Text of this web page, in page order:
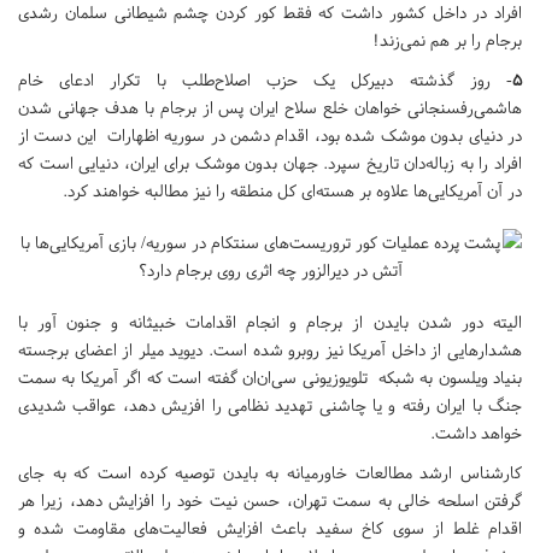
افراد در داخل کشور داشت که فقط کور کردن چشم شیطانی سلمان رشدی
برجام را بر هم نمی‌زند!
۵- روز گذشته دبیرکل یک حزب اصلاح‌طلب با تکرار ادعای خام
هاشمی‌رفسنجانی خواهان خلع سلاح ایران پس از برجام با هدف جهانی شدن
در دنیای بدون موشک شده بود، اقدام دشمن در سوریه اظهارات این دست از
افراد را به زباله‌دان تاریخ سپرد. جهان بدون موشک برای ایران، دنیایی است که
در آن آمریکایی‌ها علاوه بر هسته‌ای کل منطقه را نیز مطالبه خواهند کرد.
الیته دور شدن بایدن از برجام و انجام اقدامات خبیثانه و جنون آور با
هشدارهایی از داخل آمریکا نیز روبرو شده است. دیوید میلر از اعضای برجسته
بنیاد ویلسون به شبکه تلویوزیونی سی‌ان‌ان گفته است که اگر آمریکا به سمت
جنگ با ایران رفته و یا چاشنی تهدید نظامی را افزیش دهد، عواقب شدیدی
خواهد داشت.
کارشناس ارشد مطالعات خاورمیانه به بایدن توصیه کرده است که به ‌جای
گرفتن اسلحه خالی به سمت تهران، حسن نیت خود را افزایش دهد، زیرا هر
اقدام غلط از سوی کاخ سفید باعث افزایش فعالیت‌های مقاومت شده و